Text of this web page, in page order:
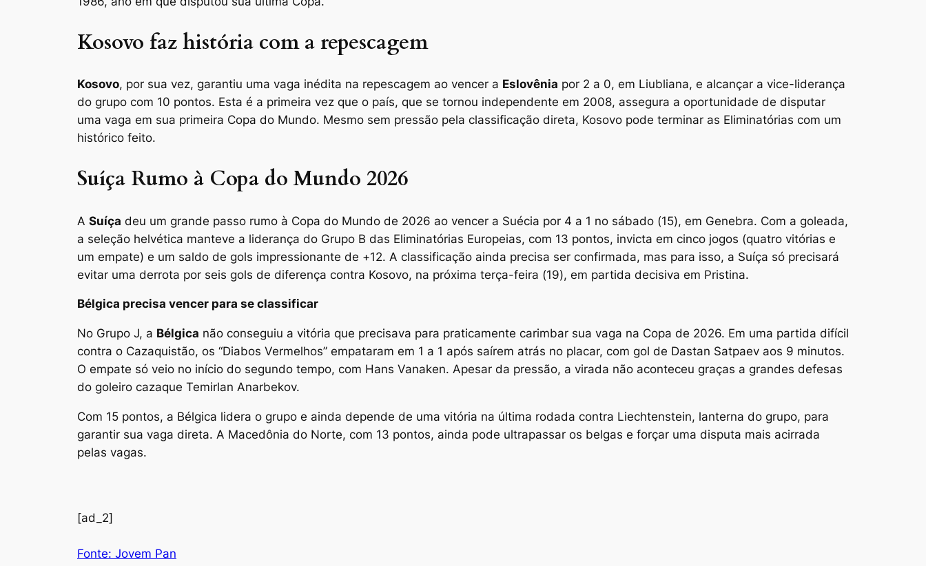
Kosovo faz história com a repescagem
Kosovo, por sua vez, garantiu uma vaga inédita na repescagem ao vencer a Eslovênia por 2 a 0, em Liubliana, e alcançar a vice-liderança
do grupo com 10 pontos. Esta é a primeira vez que o país, que se tornou independente em 2008, assegura a oportunidade de disputar
uma vaga em sua primeira Copa do Mundo. Mesmo sem pressão pela classificação direta, Kosovo pode terminar as Eliminatórias com um
histórico feito.
Suíça Rumo à Copa do Mundo 2026
A Suíça deu um grande passo rumo à Copa do Mundo de 2026 ao vencer a Suécia por 4 a 1 no sábado (15), em Genebra. Com a goleada,
a seleção helvética manteve a liderança do Grupo B das Eliminatórias Europeias, com 13 pontos, invicta em cinco jogos (quatro vitórias e
um empate) e um saldo de gols impressionante de +12. A classificação ainda precisa ser confirmada, mas para isso, a Suíça só precisará
evitar uma derrota por seis gols de diferença contra Kosovo, na próxima terça-feira (19), em partida decisiva em Pristina.
Bélgica precisa vencer para se classificar
No Grupo J, a Bélgica não conseguiu a vitória que precisava para praticamente carimbar sua vaga na Copa de 2026. Em uma partida difícil
contra o Cazaquistão, os “Diabos Vermelhos” empataram em 1 a 1 após saírem atrás no placar, com gol de Dastan Satpaev aos 9 minutos.
O empate só veio no início do segundo tempo, com Hans Vanaken. Apesar da pressão, a virada não aconteceu graças a grandes defesas
do goleiro cazaque Temirlan Anarbekov.
Com 15 pontos, a Bélgica lidera o grupo e ainda depende de uma vitória na última rodada contra Liechtenstein, lanterna do grupo, para
garantir sua vaga direta. A Macedônia do Norte, com 13 pontos, ainda pode ultrapassar os belgas e forçar uma disputa mais acirrada
pelas vagas.
[ad_2]
Fonte: Jovem Pan